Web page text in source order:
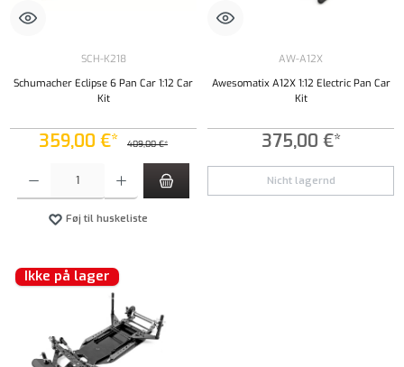
SCH-K218
Schumacher Eclipse 6 Pan Car 1:12 Car
Kit
359,00 €* 409,00 €*
Produktmængde: Indtast det ønskede beløb, eller brug knapperne til at øge eller formindske
Føj til huskeliste
AW-A12X
Awesomatix A12X 1:12 Electric Pan Car
Kit
375,00 €*
Nicht lagernd
Ikke på lager